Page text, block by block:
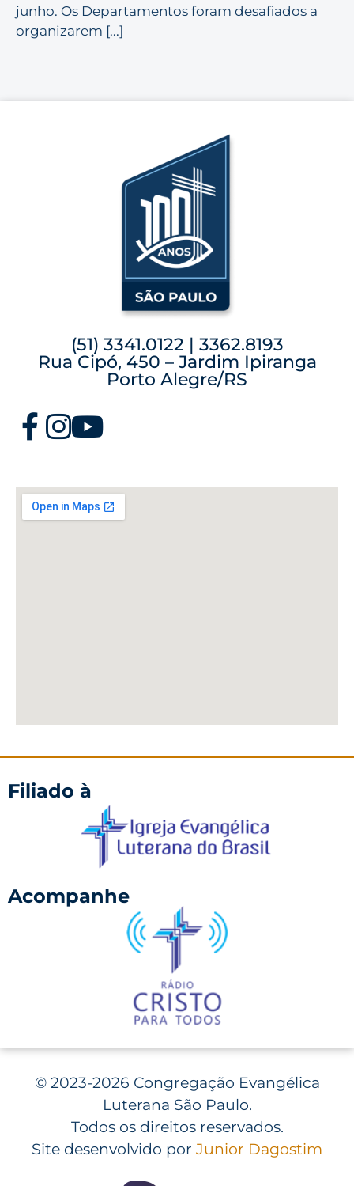
junho. Os Departamentos foram desafiados a
organizarem [...]
(51) 3341.0122 | 3362.8193
Rua Cipó, 450 – Jardim Ipiranga
Porto Alegre/RS
Filiado à
Acompanhe
©2023-2026 Congregação Evangélica
Luterana São Paulo.
Todos os direitos reservados.
Site desenvolvido por Junior Dagostim